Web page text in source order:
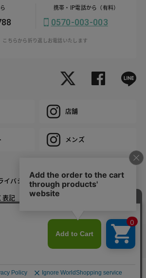
サイズを選択する
携帯・IP電話から（有料）
0570-003-003
ちらから折り返しお電話いたします
店舗
メンズ
イバシーポリシー
表記
推奨環境
ALL RIGHTS RESERVED.